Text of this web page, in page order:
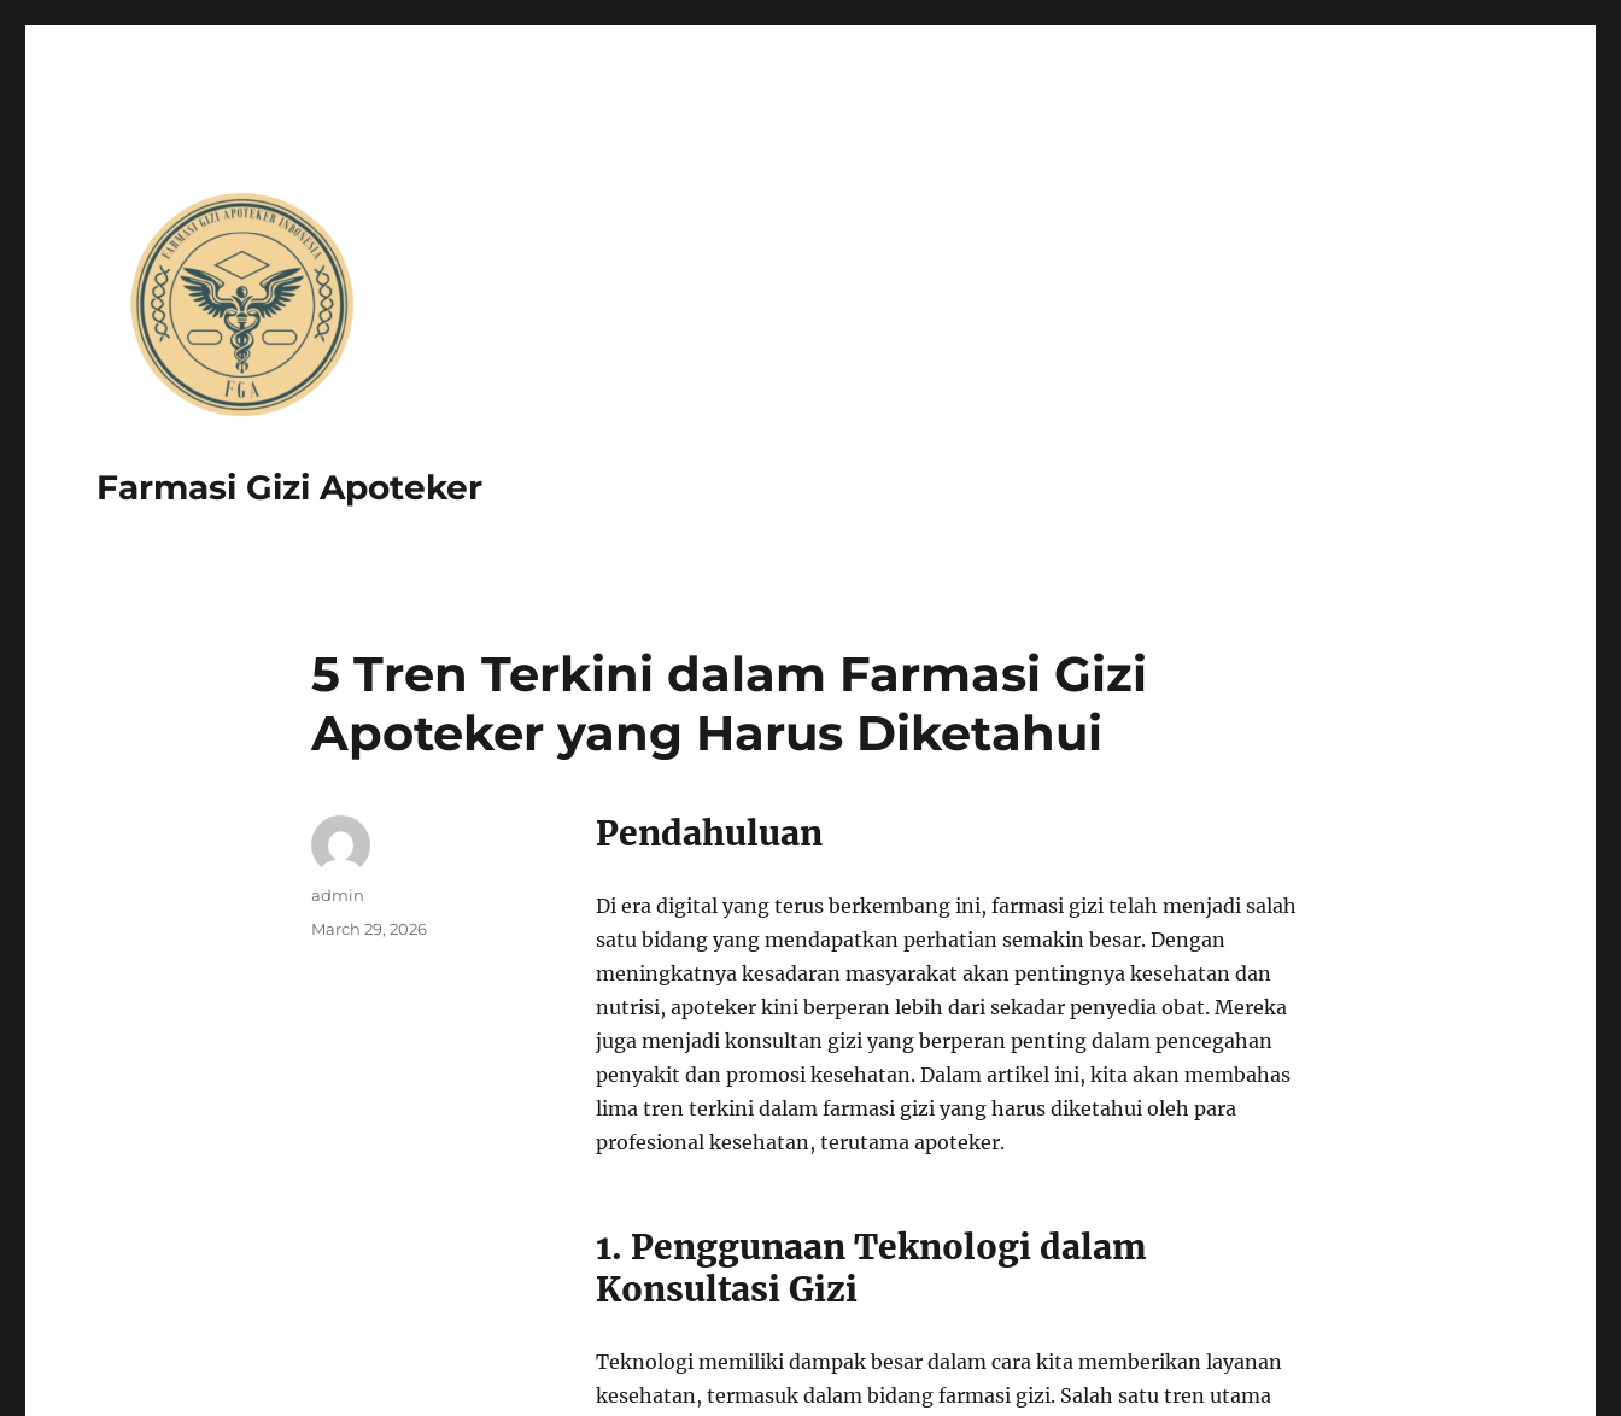
Farmasi Gizi Apoteker
5 Tren Terkini dalam Farmasi Gizi
Apoteker yang Harus Diketahui
Pendahuluan
Di era digital yang terus berkembang ini, farmasi gizi telah menjadi salah
satu bidang yang mendapatkan perhatian semakin besar. Dengan
meningkatnya kesadaran masyarakat akan pentingnya kesehatan dan
nutrisi, apoteker kini berperan lebih dari sekadar penyedia obat. Mereka
juga menjadi konsultan gizi yang berperan penting dalam pencegahan
penyakit dan promosi kesehatan. Dalam artikel ini, kita akan membahas
lima tren terkini dalam farmasi gizi yang harus diketahui oleh para
profesional kesehatan, terutama apoteker.
1. Penggunaan Teknologi dalam
Konsultasi Gizi
Teknologi memiliki dampak besar dalam cara kita memberikan layanan
kesehatan, termasuk dalam bidang farmasi gizi. Salah satu tren utama
Author
admin
Posted
March 29, 2026